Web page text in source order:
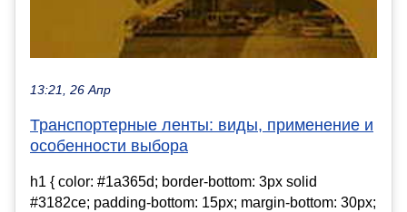
13:21, 26 Апр
Транспортерные ленты: виды, применение и
особенности выбора
h1 { color: #1a365d; border-bottom: 3px solid
#3182ce; padding-bottom: 15px; margin-bottom: 30px;